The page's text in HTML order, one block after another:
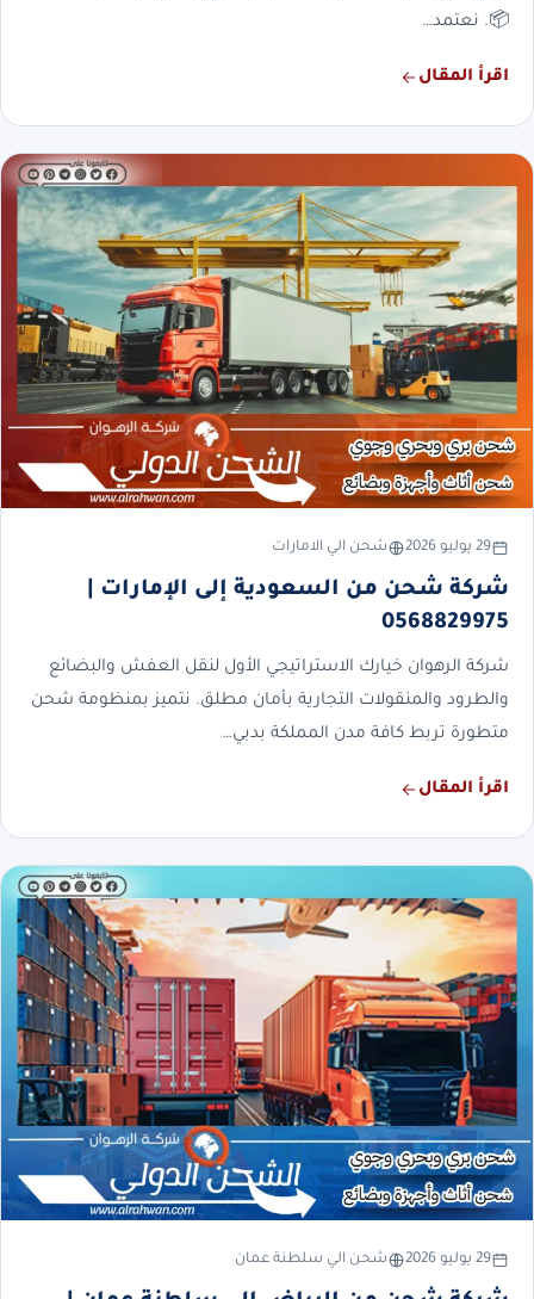
📦. نعتمد…
اقرأ المقال
29 يوليو 2026 شحن الي الامارات
شركة شحن من السعودية إلى الإمارات |
0568829975
شركة الرهوان خيارك الاستراتيجي الأول لنقل العفش والبضائع
والطرود والمنقولات التجارية بأمان مطلق. نتميز بمنظومة شحن
متطورة تربط كافة مدن المملكة بدبي…
اقرأ المقال
29 يوليو 2026 شحن الي سلطنة عمان